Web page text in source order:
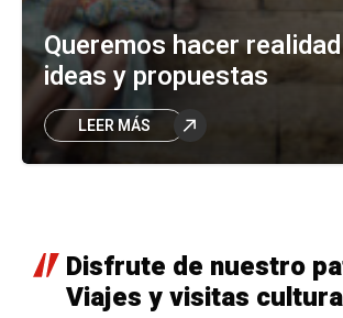
Queremos hacer
ideas y propuestas
LEER MÁS
Disfrute de nuestro
Viajes y visitas